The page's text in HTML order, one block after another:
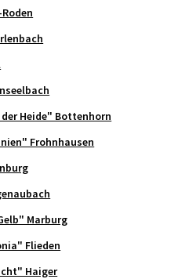
Roden
der Heide" Bottenhorn
Frohnhausen
Marburg
Flieden
Haiger